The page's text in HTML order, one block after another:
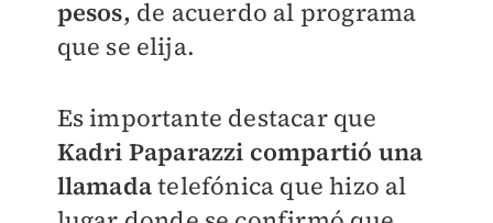
pesos, de acuerdo al programa
que se elija.
Es importante destacar que
Kadri Paparazzi compartió una
llamadatelefónica que hizo al